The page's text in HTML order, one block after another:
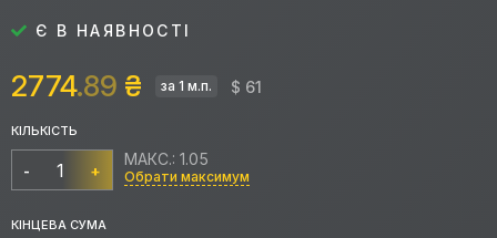
Є В НАЯВНОСТІ
2774.89 ₴ за 1 м.п. $ 61
КІЛЬКІСТЬ
- +
МАКС.: 1.05
Обрати максимум
КІНЦЕВА СУМА